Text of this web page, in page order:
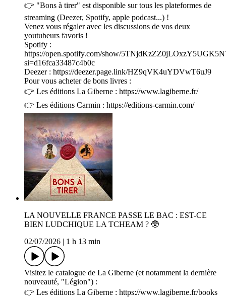
👉 "Bons à tirer" est disponible sur tous les plateformes de
streaming (Deezer, Spotify, apple podcast...) !
Venez vous régaler avec les discussions de vos deux
youtubeurs favoris !
Spotify :
https://open.spotify.com/show/
si=d16fca33487c4b0c
Deezer : https://deezer.page.link/HZ9qVK4uYDVwT6uJ9
Pour vous acheter de bons livres :
👉 Les éditions La Giberne : https://www.lagiberne.fr/
👉 Les éditions Carmin : https://editions-carmin.com/
LA NOUVELLE FRANCE PASSE LE BAC : EST-CE
BIEN LUDCHIQUE LA TCHEAM ? 🥸
02/07/2026
1 h 13 min
Visitez le catalogue de La Giberne (et notamment la dernière
nouveauté, "Légion") :
👉 Les éditions La Giberne : https://www.lagiberne.fr/books